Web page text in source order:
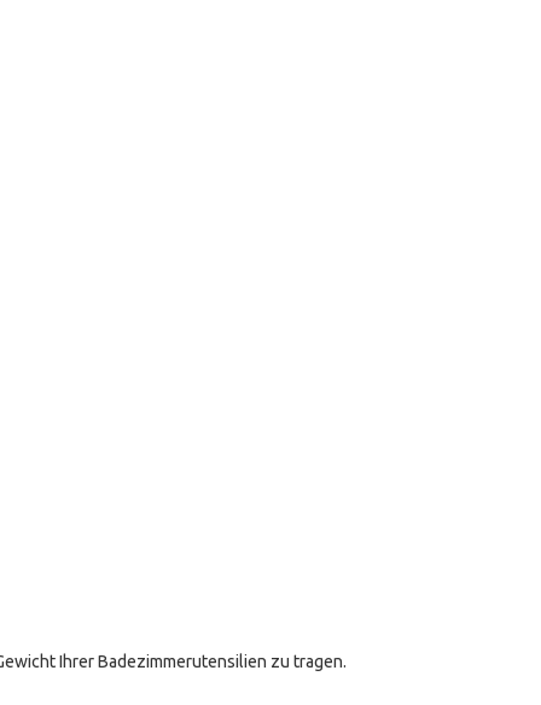
Ihrer Badezimmerutensilien zu tragen.